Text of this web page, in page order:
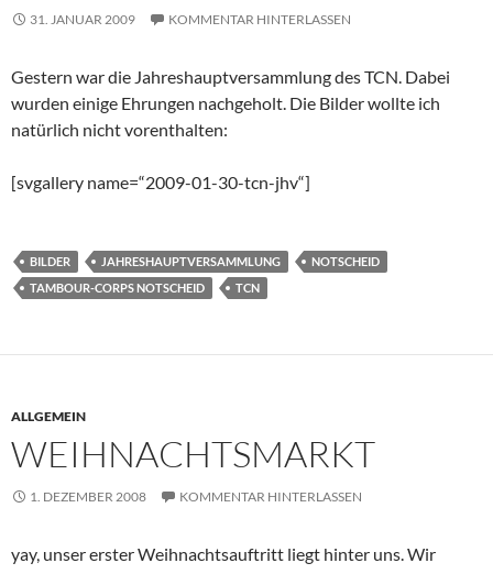
31. JANUAR 2009 KOMMENTAR HINTERLASSEN
Gestern war die Jahreshauptversammlung des TCN. Dabei
wurden einige Ehrungen nachgeholt. Die Bilder wollte ich
natürlich nicht vorenthalten:
[svgallery name=“2009-01-30-tcn-jhv“]
BILDER JAHRESHAUPTVERSAMMLUNG
NOTSCHEID
TAMBOUR-CORPS NOTSCHEID
TCN
ALLGEMEIN
WEIHNACHTSMARKT
1. DEZEMBER 2008 KOMMENTAR HINTERLASSEN
yay, unser erster Weihnachtsauftritt liegt hinter uns. Wir